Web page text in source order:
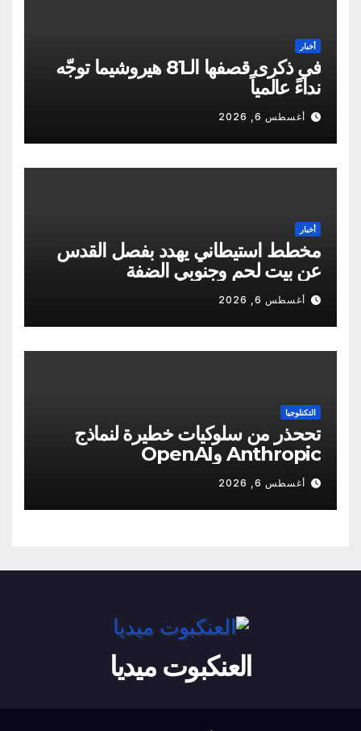
أخبار
في ذكرى قصفها الـ81 هيروشيما توجّه
نداءً عالمياً
أغسطس 6, 2026
أخبار
مخطط استيطاني يهدد بفصل القدس
عن بيت لحم وجنوبي الضفة
أغسطس 6, 2026
التكنلوجيا
تححذر من سلوكيات خطيرة لنماذج
Anthropic وOpenAI
أغسطس 6, 2026
العنكبوت ميديا